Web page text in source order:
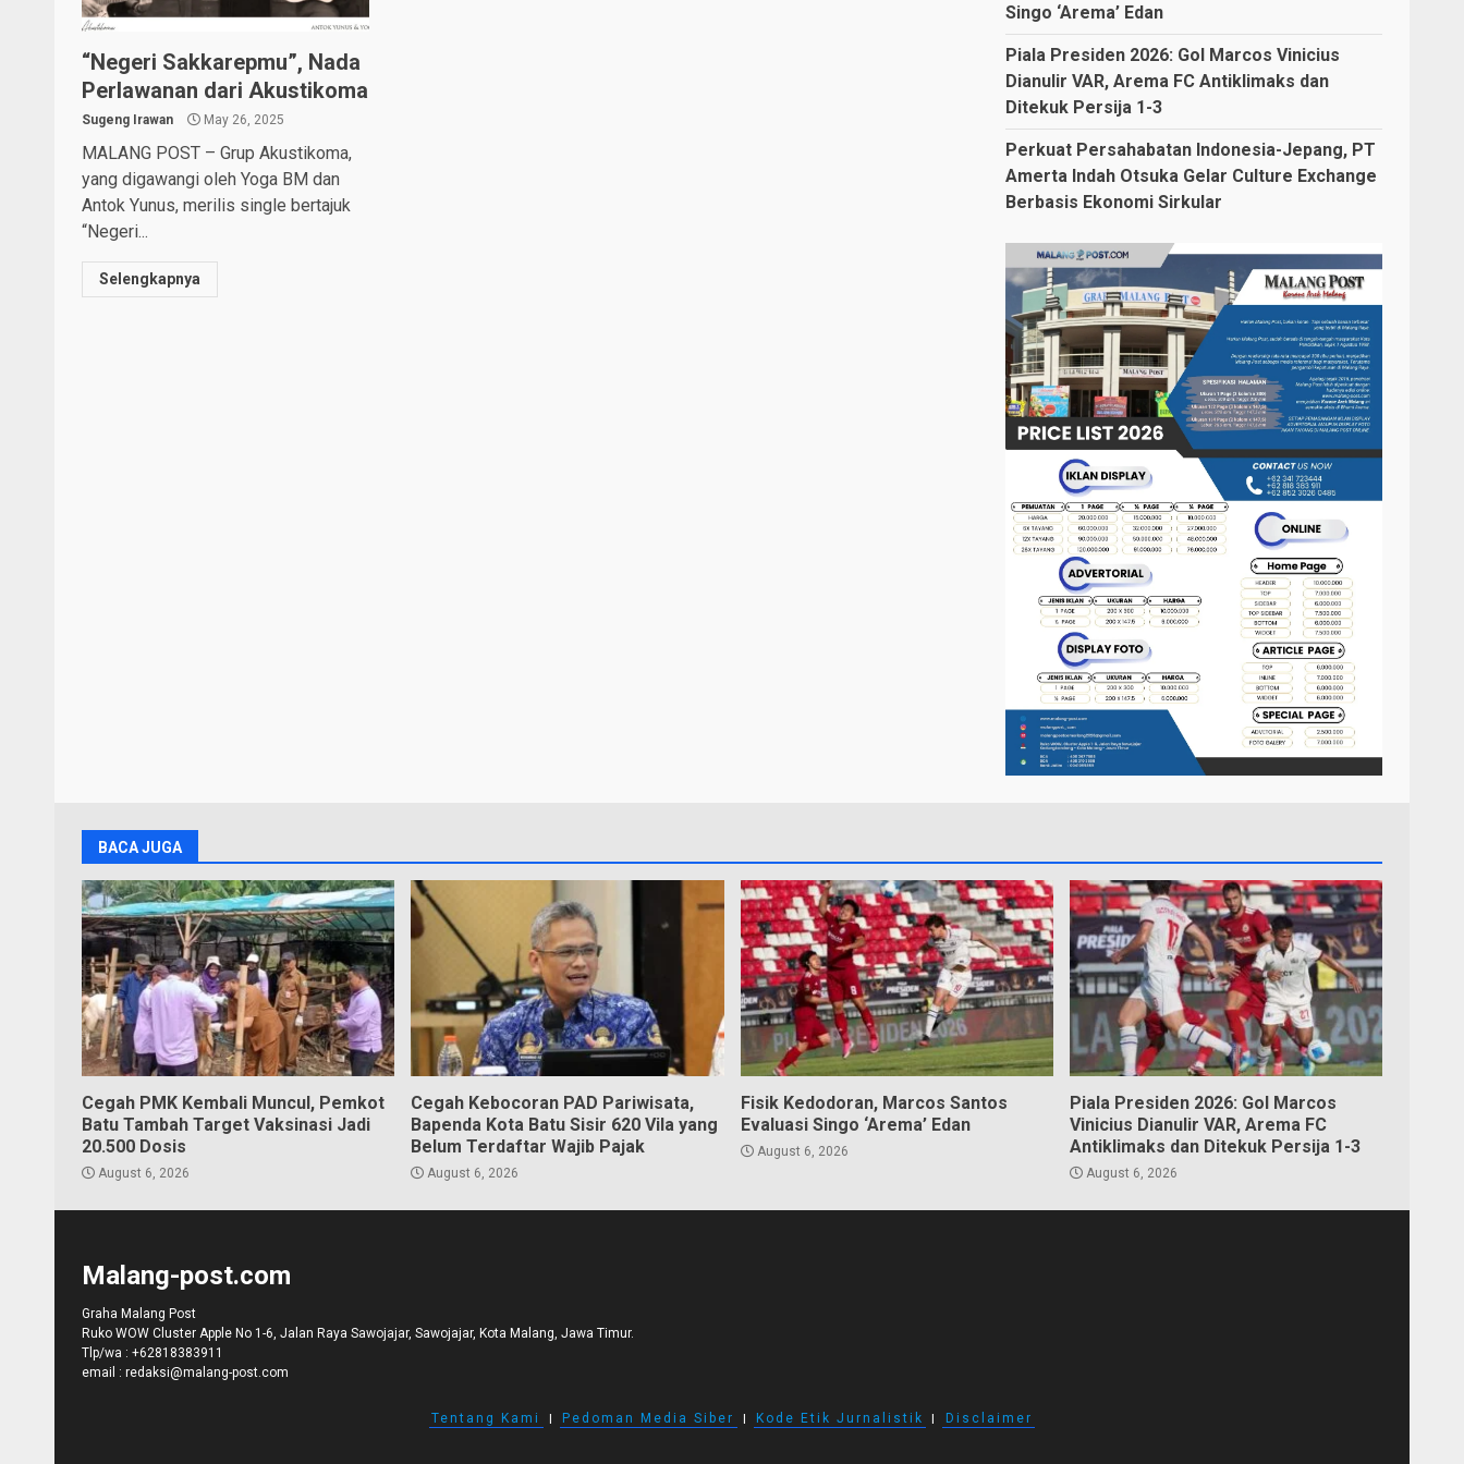
“Negeri Sakkarepmu”, Nada
Perlawanan dari Akustikoma
Sugeng Irawan May 26, 2025
MALANG POST – Grup Akustikoma,
yang digawangi oleh Yoga BM dan
Antok Yunus, merilis single bertajuk
“Negeri...
Selengkapnya
Singo ‘Arema’ Edan
Piala Presiden 2026: Gol Marcos Vinicius
Dianulir VAR, Arema FC Antiklimaks dan
Ditekuk Persija 1-3
Perkuat Persahabatan Indonesia-Jepang, PT
Amerta Indah Otsuka Gelar Culture Exchange
Berbasis Ekonomi Sirkular
BACA JUGA
Cegah PMK Kembali Muncul, Pemkot
Batu Tambah Target Vaksinasi Jadi
20.500 Dosis
August 6, 2026
Cegah Kebocoran PAD Pariwisata,
Bapenda Kota Batu Sisir 620 Vila yang
Belum Terdaftar Wajib Pajak
August 6, 2026
Fisik Kedodoran, Marcos Santos
Evaluasi Singo ‘Arema’ Edan
August 6, 2026
Piala Presiden 2026: Gol Marcos
Vinicius Dianulir VAR, Arema FC
Antiklimaks dan Ditekuk Persija 1-3
August 6, 2026
Malang-post.com
Graha Malang Post
Ruko WOW Cluster Apple No 1-6, Jalan Raya Sawojajar, Sawojajar, Kota Malang, Jawa Timur.
Tlp/wa : +62818383911
email : redaksi@malang-post.com
Tentang Kami I Pedoman Media Siber I Kode Etik Jurnalistik I Disclaimer